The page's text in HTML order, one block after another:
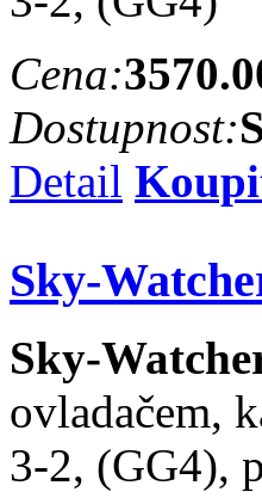
Cena:
Dostupnost:
Detail
Sky-
Sky-
ovladačem,
3-2, (GG4),